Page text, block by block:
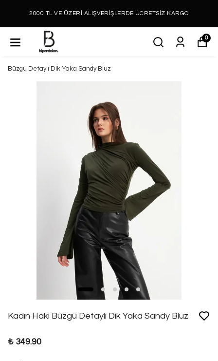
2000 TL VE ÜZERİ ALIŞVERİŞLERDE ÜCRETSİZ KARGO
0
Büzgü Detaylı Dik Yaka Sandy Bluz
Kadın Haki Büzgü Detaylı Dik Yaka Sandy Bluz
₺ 349.90